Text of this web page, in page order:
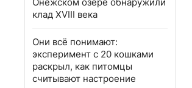
клад XVIII века
Они всё понимают:
эксперимент с 20 кошками
раскрыл, как питомцы
считывают настроение